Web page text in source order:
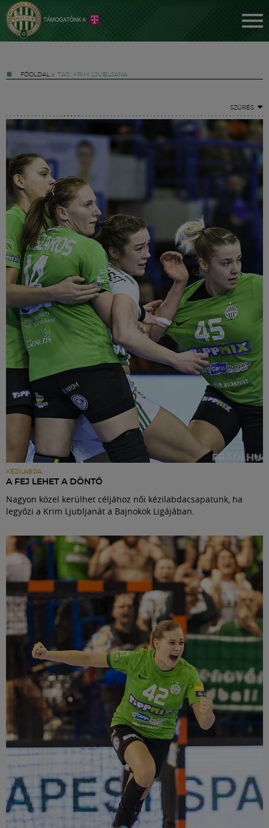
FŐOLDAL » TAG: KRIM LJUBLJANA
SZŰRÉS
KÉZILABDA
A FEJ LEHET A DÖNTŐ
Nagyon közel kerülhet céljához női kézilabdacsapatunk, ha
legyőzi a Krim Ljubljanát a Bajnokok Ligájában.
Jegyek
FM YouTube +
Hírek
Labdarúgás
Szakosztályok
Meccscenter
Klub
Szolgáltatások
Shop
Közösség
Múzeum
English